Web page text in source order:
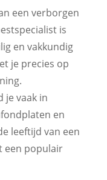
een verborgen
is
en vakkundig
je precies op
je vaak in
en
leeftijd van een
een populair